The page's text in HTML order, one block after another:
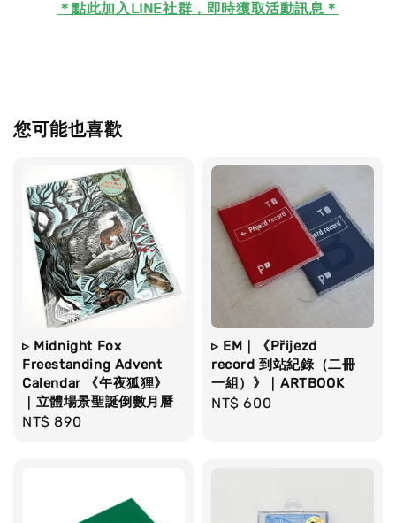
＊點此加入LINE社群，即時獲取活動訊息＊
您可能也喜歡
▹ Midnight Fox
Freestanding Advent
Calendar 《午夜狐狸》
｜立體場景聖誕倒數月曆
Regular
NT$ 890
▹ EM｜《Přijezd
record 到站紀錄（二冊
一組）》｜ARTBOOK
Regular
NT$ 600